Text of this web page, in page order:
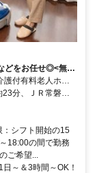
どをお任せ◎<無資
付有料老人ホー
分、ＪＲ常磐線/
「亀有」駅北口よ
：シフト開始の15
18:00の間で勤務
ご希望...
～＆3時間～OK！